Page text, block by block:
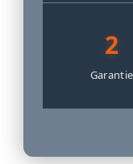
2
Garantie